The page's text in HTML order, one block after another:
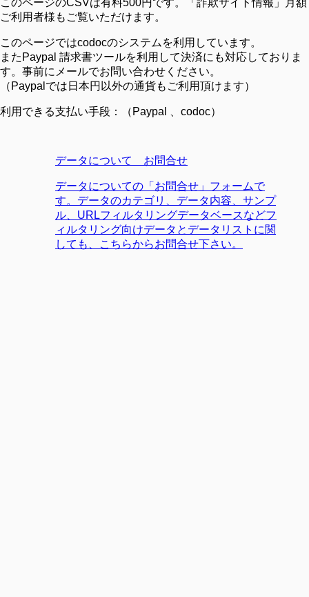
ご利用者様もご覧いただけます。
このページではcodocのシステムを利用しています。
またPaypal 請求書ツールを利用して決済にも対応しておりま
す。事前にメールでお問い合わせください。
（Paypalでは日本円以外の通貨もご利用頂けます）
利用できる支払い手段：（Paypal 、codoc）
データについて お問合せ
データについての「お問合せ」フォームで
す。データのカテゴリ、データ内容、サンプ
ル、URLフィルタリングデータベースなどフ
ィルタリング向けデータとデータリストに関
しても、こちらからお問合せ下さい。